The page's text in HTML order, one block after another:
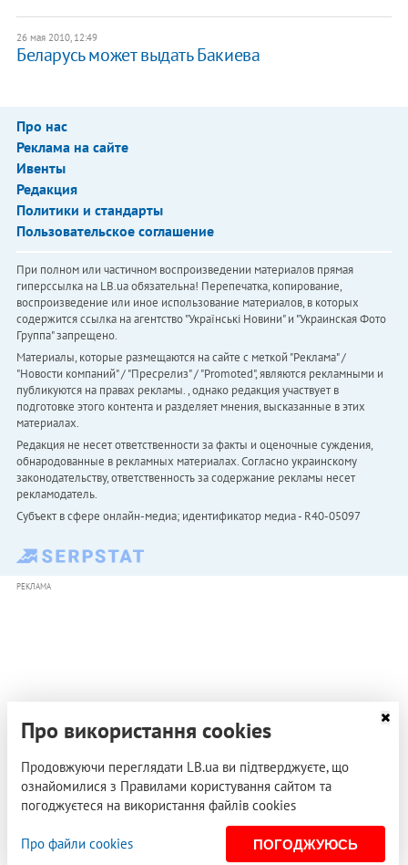
26 мая 2010, 12:49
Беларусь может выдать Бакиева
Про нас
Реклама на сайте
Ивенты
Редакция
Политики и стандарты
Пользовательское соглашение
При полном или частичном воспроизведении материалов прямая
гиперссылка на LB.ua обязательна! Перепечатка, копирование,
воспроизведение или иное использование материалов, в которых
содержится ссылка на агентство "Українськi Новини" и "Украинская Фото
Группа" запрещено.
Материалы, которые размещаются на сайте с меткой "Реклама" /
"Новости компаний" / "Пресрелиз" / "Promoted", являются рекламными и
публикуются на правах рекламы. , однако редакция участвует в
подготовке этого контента и разделяет мнения, высказанные в этих
материалах.
Редакция не несет ответственности за факты и оценочные суждения,
обнародованные в рекламных материалах. Согласно украинскому
законодательству, ответственность за содержание рекламы несет
рекламодатель.
Субъект в сфере онлайн-медиа; идентификатор медиа - R40-05097
РЕКЛАМА
Про використання cookies
Продовжуючи переглядати LB.ua ви підтверджуєте, що
ознайомилися з Правилами користування сайтом та
погоджуєтеся на використання файлів cookies
Про файли cookies ПОГОДЖУЮСЬ